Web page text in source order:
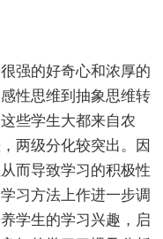
强的好奇心和浓厚的
性思维到抽象思维转
些学生大都来自农
两级分化较突出。因
而导致学习的积极性
习方法上作进一步调
学生的学习兴趣，启